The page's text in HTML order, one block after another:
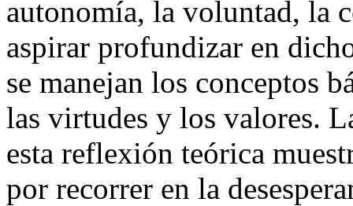
autonomía, la voluntad, la
aspirar profundizar en
se manejan los conceptos
las virtudes y los valores.
esta reflexión teórica
por recorrer en la